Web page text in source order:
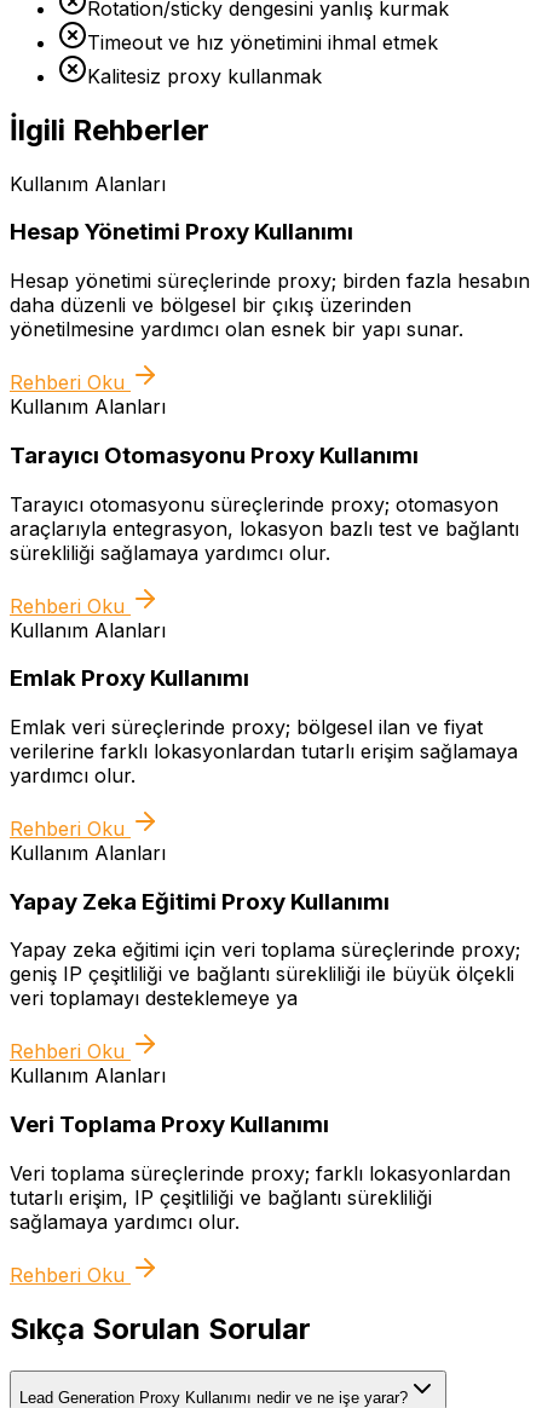
Rotation/sticky dengesini yanlış kurmak
Timeout ve hız yönetimini ihmal etmek
Kalitesiz proxy kullanmak
İlgili Rehberler
Kullanım Alanları
Hesap Yönetimi Proxy Kullanımı
Hesap yönetimi süreçlerinde proxy; birden fazla hesabın
daha düzenli ve bölgesel bir çıkış üzerinden
yönetilmesine yardımcı olan esnek bir yapı sunar.
Rehberi Oku
Kullanım Alanları
Tarayıcı Otomasyonu Proxy Kullanımı
Tarayıcı otomasyonu süreçlerinde proxy; otomasyon
araçlarıyla entegrasyon, lokasyon bazlı test ve bağlantı
sürekliliği sağlamaya yardımcı olur.
Rehberi Oku
Kullanım Alanları
Emlak Proxy Kullanımı
Emlak veri süreçlerinde proxy; bölgesel ilan ve fiyat
verilerine farklı lokasyonlardan tutarlı erişim sağlamaya
yardımcı olur.
Rehberi Oku
Kullanım Alanları
Yapay Zeka Eğitimi Proxy Kullanımı
Yapay zeka eğitimi için veri toplama süreçlerinde proxy;
geniş IP çeşitliliği ve bağlantı sürekliliği ile büyük ölçekli
veri toplamayı desteklemeye ya
Rehberi Oku
Kullanım Alanları
Veri Toplama Proxy Kullanımı
Veri toplama süreçlerinde proxy; farklı lokasyonlardan
tutarlı erişim, IP çeşitliliği ve bağlantı sürekliliği
sağlamaya yardımcı olur.
Rehberi Oku
Sıkça Sorulan Sorular
Lead Generation Proxy Kullanımı nedir ve ne işe yarar?